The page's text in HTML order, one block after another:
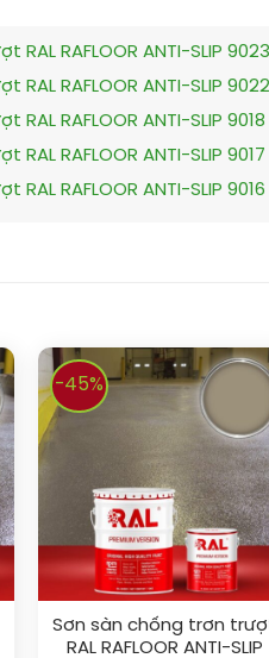
RAFLOOR ANTI-SLIP 9023
RAFLOOR ANTI-SLIP 9022
RAFLOOR ANTI-SLIP 9018
RAFLOOR ANTI-SLIP 9017
RAFLOOR ANTI-SLIP 9016
-45%
Sơn sàn chống trơn
RAL RAFLOOR ANTI-SLIP